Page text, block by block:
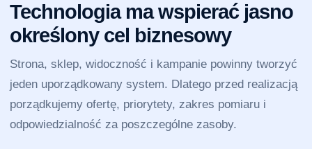
Technologia ma wspierać jasno
określony cel biznesowy
Strona, sklep, widoczność i kampanie powinny tworzyć
jeden uporządkowany system. Dlatego przed realizacją
porządkujemy ofertę, priorytety, zakres pomiaru i
odpowiedzialność za poszczególne zasoby.